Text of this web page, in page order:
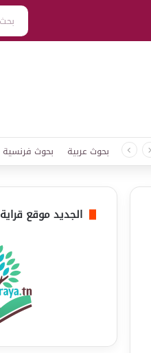
بحوث عربية بحوث فرنسية
الجديد موقع قراية Collège